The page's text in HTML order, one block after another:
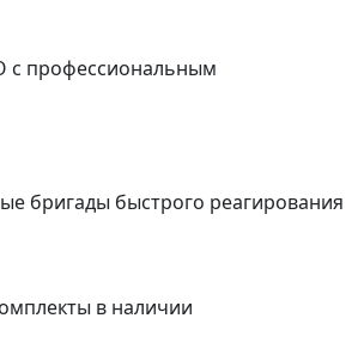
с профессиональным
бригады быстрого реагирования
в наличии